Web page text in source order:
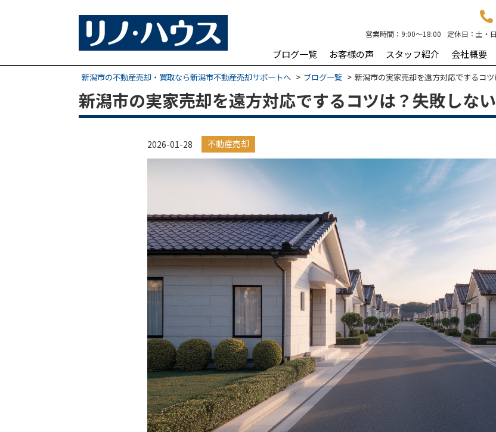
営業時間： 9:00～18:00 定休日： 土・
ブログ一覧 お客様の声 スタッフ紹介 会社概要
新潟市の不動産売却・買取なら新潟市不動産売却サポートへ ブログ一覧 新潟市の実家売却を遠方対応でするコ
新潟市の実家売却を遠方対応でするコツは？失敗しな
2026-01-28 不動産売却